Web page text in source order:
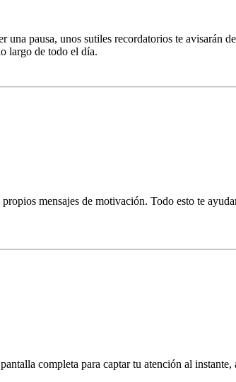
pausa, unos sutiles recordatorios te avisarán
largo de todo el día.
mensajes de motivación. Todo esto te
completa para captar tu atención al